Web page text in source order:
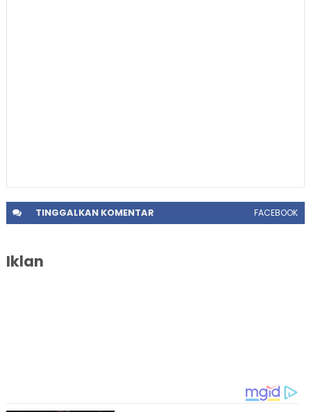
TINGGALKANKOMENTAR FACEBOOK
Iklan